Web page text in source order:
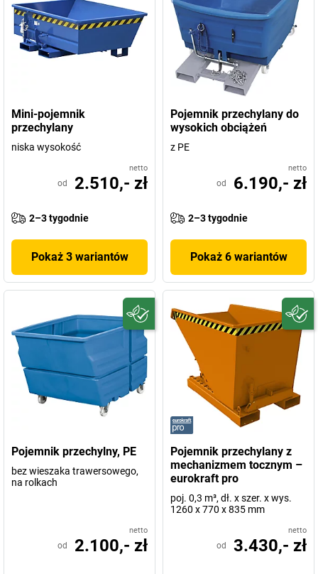
Mini-pojemnik
przechylany
niska wysokość
netto
od 2.510,- zł
2–3 tygodnie
Pokaż 3 wariantów
Pojemnik przechylany do
wysokich obciążeń
z PE
netto
od 6.190,- zł
2–3 tygodnie
Pokaż 6 wariantów
Pojemnik przechylny, PE
bez wieszaka trawersowego,
na rolkach
netto
od 2.100,- zł
Pojemnik przechylany z
mechanizmem tocznym –
eurokraft pro
poj. 0,3 m³, dł. x szer. x wys.
1260 x 770 x 835 mm
netto
od 3.430,- zł